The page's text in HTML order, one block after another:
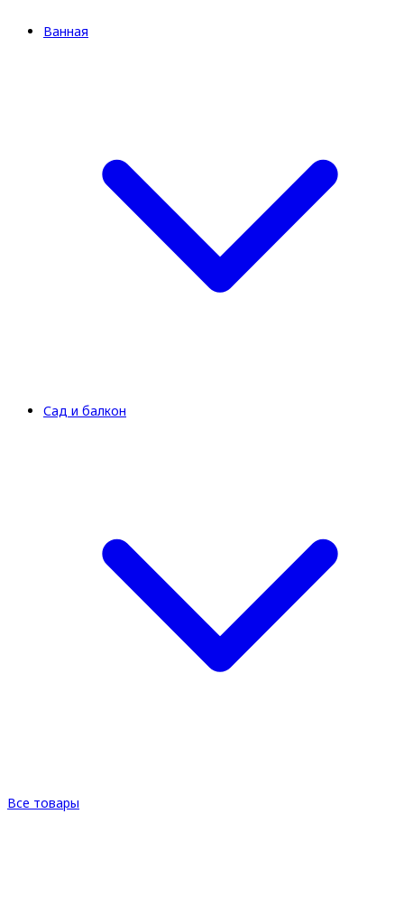
Ванная
Сад и балкон
Все товары